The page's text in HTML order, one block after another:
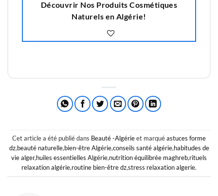
Découvrir Nos Produits Cosmétiques
Naturels en Algérie!
Cet article a été publié dans Beauté -Algérieet marquéastuces forme
dz,beauté naturelle,bien-être Algérie,conseils santé algérie,habitudes de
vie alger,huiles essentielles Algérie,nutrition équilibrée maghreb,rituels
relaxation algérie,routine bien-être dz,stress relaxation algerie.